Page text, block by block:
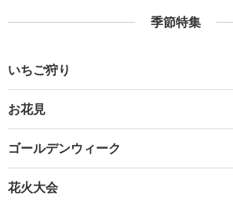
季節特集
いちご狩り
お花見
ゴールデンウィーク
花火大会